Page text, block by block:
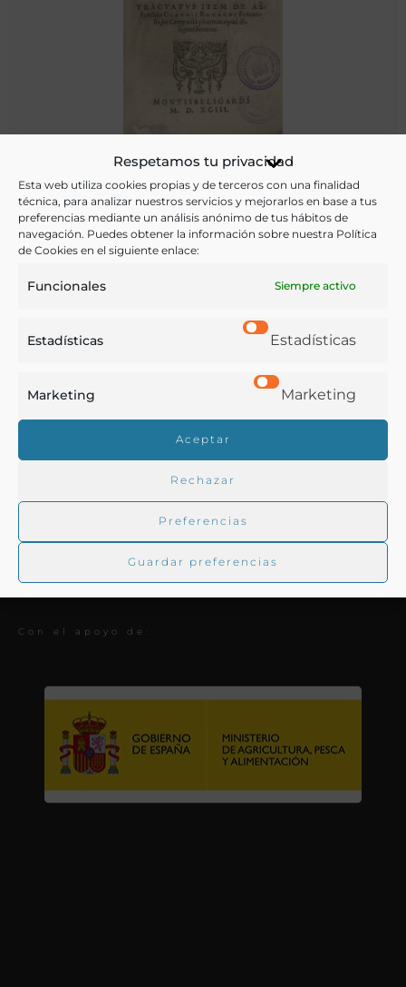
Respetamos tu privacidad
Esta web utiliza cookies propias y de terceros con una finalidad
técnica, para analizar nuestros servicios y mejorarlos en base a tus
preferencias mediante un análisis anónimo de tus hábitos de
navegación. Puedes obtener la información sobre nuestra Política
de Cookies en el siguiente enlace:
Funcionales Siempre activo
Estadísticas Estadísticas
Marketing Marketing
Aceptar
Rechazar
Preferencias
Guardar preferencias
De plantis absynthii nomen habentibus : caput de
Bauhin, Jean, Rocardus, Claudius.
Montisbeligard - 1593
Real Academia de Gastronomía
Trabajamos para difundir y proteger la cultura
La RAG
Con el apoyo de: